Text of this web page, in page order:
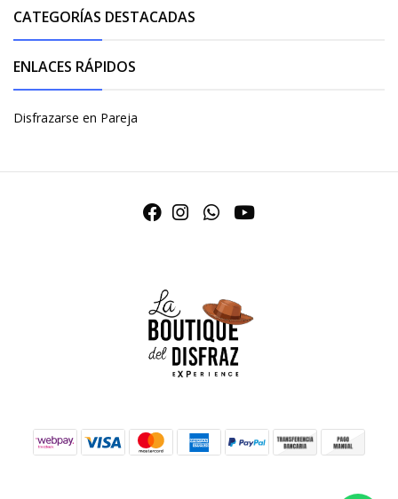
CATEGORÍAS DESTACADAS
ENLACES RÁPIDOS
Disfrazarse en Pareja